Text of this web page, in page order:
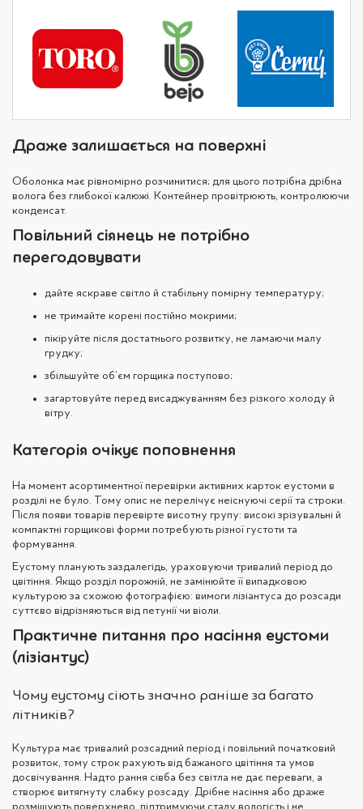
Драже залишається на поверхні
Оболонка має рівномірно розчинитися; для цього потрібна дрібна
волога без глибокої калюжі. Контейнер провітрюють, контролюючи
конденсат.
Повільний сіянець не потрібно
перегодовувати
дайте яскраве світло й стабільну помірну температуру;
не тримайте корені постійно мокрими;
пікіруйте після достатнього розвитку, не ламаючи малу
грудку;
збільшуйте об’єм горщика поступово;
загартовуйте перед висаджуванням без різкого холоду й
вітру.
Категорія очікує поповнення
На момент асортиментної перевірки активних карток еустоми в
розділі не було. Тому опис не перелічує неіснуючі серії та строки.
Після появи товарів перевірте висотну групу: високі зрізувальні й
компактні горщикові форми потребують різної густоти та
формування.
Еустому планують заздалегідь, ураховуючи тривалий період до
цвітіння. Якщо розділ порожній, не замінюйте її випадковою
культурою за схожою фотографією: вимоги лізіантуса до розсади
суттєво відрізняються від петунії чи віоли.
Практичне питання про насіння еустоми
(лізіантус)
Чому еустому сіють значно раніше за багато
літників?
Культура має тривалий розсадний період і повільний початковий
розвиток, тому строк рахують від бажаного цвітіння та умов
досвічування. Надто рання сівба без світла не дає переваги, а
створює витягнуту слабку розсаду. Дрібне насіння або драже
розміщують поверхнево, підтримуючи сталу вологість і не